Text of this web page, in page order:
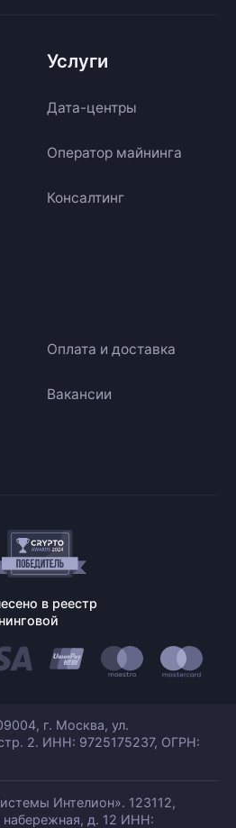
Услуги
Дата-центры
Оператор майнинга
Консалтинг
Оплата и доставка
Вакансии
в реестр
г. Москва, ул.
2. ИНН: 9725175237, ОГРН:
Интелион». 123112,
набережная, д. 12 ИНН: